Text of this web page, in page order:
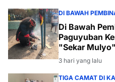
DI BAWAH
Di Bawah
Paguyuban
"Sekar
Desa Payabakal
3 hari yang lalu
TIGA CAMAT DI